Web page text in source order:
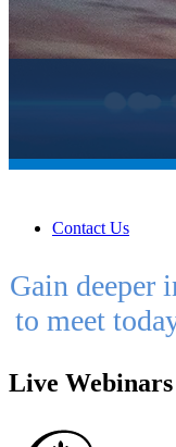
Contact Us
Gain deeper
to meet
Live Webinars